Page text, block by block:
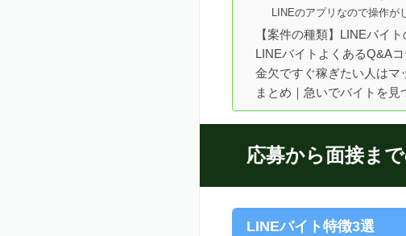
LINEのアプリなので操作が
【案件の種類】LINEバイ
LINEバイトよくあるQ&Aコ
金欠ですぐ稼ぎたい人はマ
まとめ｜急いでバイトを
応募から面接ま
LINEバイト特徴3選